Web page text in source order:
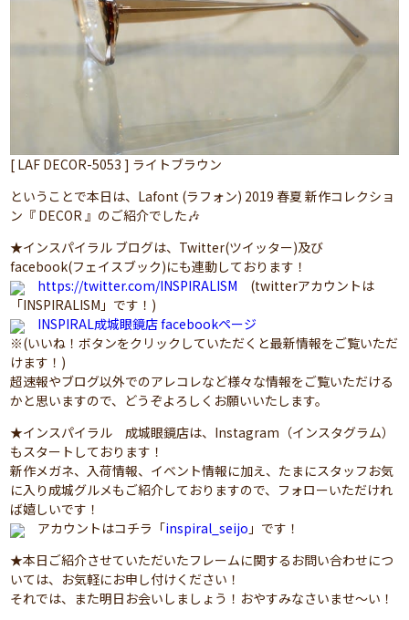
[ LAF DECOR-5053 ] ライトブラウン
ということで本日は、Lafont (ラフォン) 2019 春夏 新作コレクショ
ン『 DECOR 』のご紹介でした🎶
★インスパイラル ブログは、Twitter(ツイッター)及び
facebook(フェイスブック)にも連動しております！
https://twitter.com/INSPIRALISM (twitterアカウントは
「INSPIRALISM」です！)
INSPIRAL成城眼鏡店 facebookページ
※(いいね！ボタンをクリックしていただくと最新情報をご覧いただ
けます！)
超速報やブログ以外でのアレコレなど様々な情報をご覧いただける
かと思いますので、どうぞよろしくお願いいたします。
★インスパイラル 成城眼鏡店は、Instagram（インスタグラム）
もスタートしております！
新作メガネ、入荷情報、イベント情報に加え、たまにスタッフお気
に入り成城グルメもご紹介しておりますので、フォローいただけれ
ば嬉しいです！
アカウントはコチラ「inspiral_seijo 」です！
★本日ご紹介させていただいたフレームに関するお問い合わせにつ
いては、お気軽にお申し付けください！
それでは、また明日お会いしましょう！おやすみなさいませ～い！